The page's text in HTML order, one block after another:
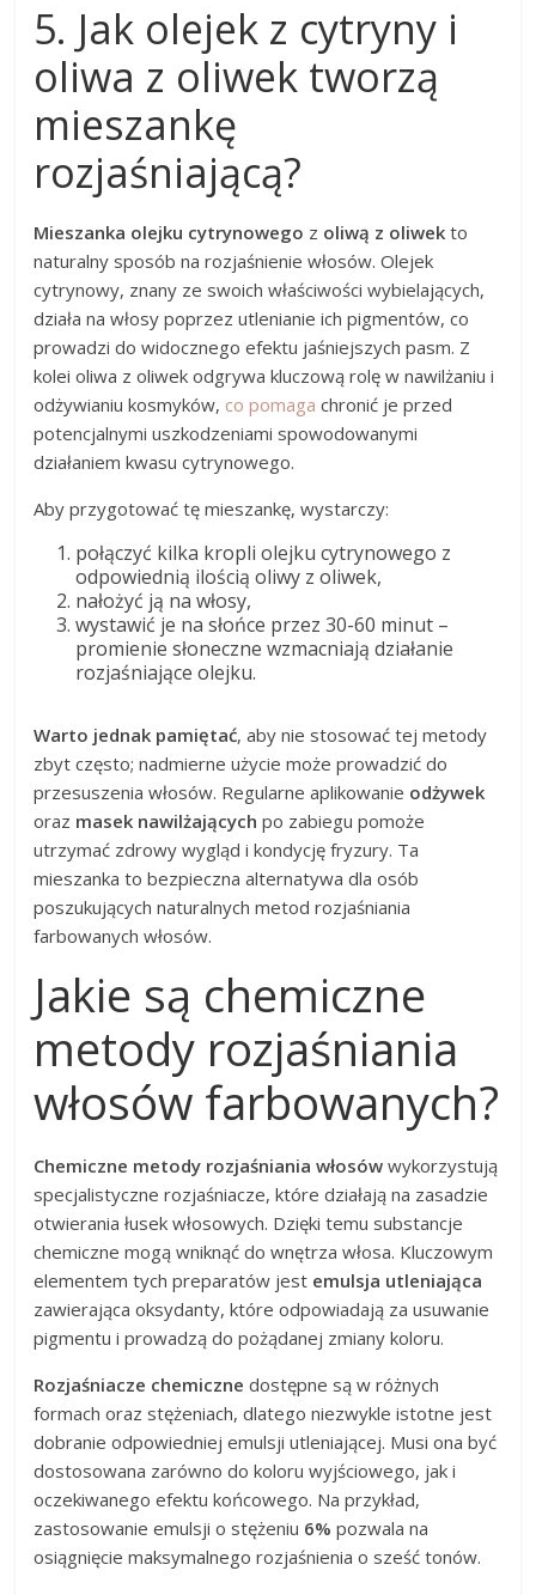
5. Jak olejek z cytryny i
oliwa z oliwek tworzą
mieszankę
rozjaśniającą?
Mieszanka olejku cytrynowego z oliwą z oliwek to
naturalny sposób na rozjaśnienie włosów. Olejek
cytrynowy, znany ze swoich właściwości wybielających,
działa na włosy poprzez utlenianie ich pigmentów, co
prowadzi do widocznego efektu jaśniejszych pasm. Z
kolei oliwa z oliwek odgrywa kluczową rolę w nawilżaniu i
odżywianiu kosmyków, co pomaga chronić je przed
potencjalnymi uszkodzeniami spowodowanymi
działaniem kwasu cytrynowego.
Aby przygotować tę mieszankę, wystarczy:
połączyć kilka kropli olejku cytrynowego z
odpowiednią ilością oliwy z oliwek,
nałożyć ją na włosy,
wystawić je na słońce przez 30-60 minut –
promienie słoneczne wzmacniają działanie
rozjaśniające olejku.
Warto jednak pamiętać, aby nie stosować tej metody
zbyt często; nadmierne użycie może prowadzić do
przesuszenia włosów. Regularne aplikowanie odżywek
oraz masek nawilżających po zabiegu pomoże
utrzymać zdrowy wygląd i kondycję fryzury. Ta
mieszanka to bezpieczna alternatywa dla osób
poszukujących naturalnych metod rozjaśniania
farbowanych włosów.
Jakie są chemiczne
metody rozjaśniania
włosów farbowanych?
Chemiczne metody rozjaśniania włosów wykorzystują
specjalistyczne rozjaśniacze, które działają na zasadzie
otwierania łusek włosowych. Dzięki temu substancje
chemiczne mogą wniknąć do wnętrza włosa. Kluczowym
elementem tych preparatów jest emulsja utleniająca
zawierająca oksydanty, które odpowiadają za usuwanie
pigmentu i prowadzą do pożądanej zmiany koloru.
Rozjaśniacze chemiczne dostępne są w różnych
formach oraz stężeniach, dlatego niezwykle istotne jest
dobranie odpowiedniej emulsji utleniającej. Musi ona być
dostosowana zarówno do koloru wyjściowego, jak i
oczekiwanego efektu końcowego. Na przykład,
zastosowanie emulsji o stężeniu 6% pozwala na
osiągnięcie maksymalnego rozjaśnienia o sześć tonów.